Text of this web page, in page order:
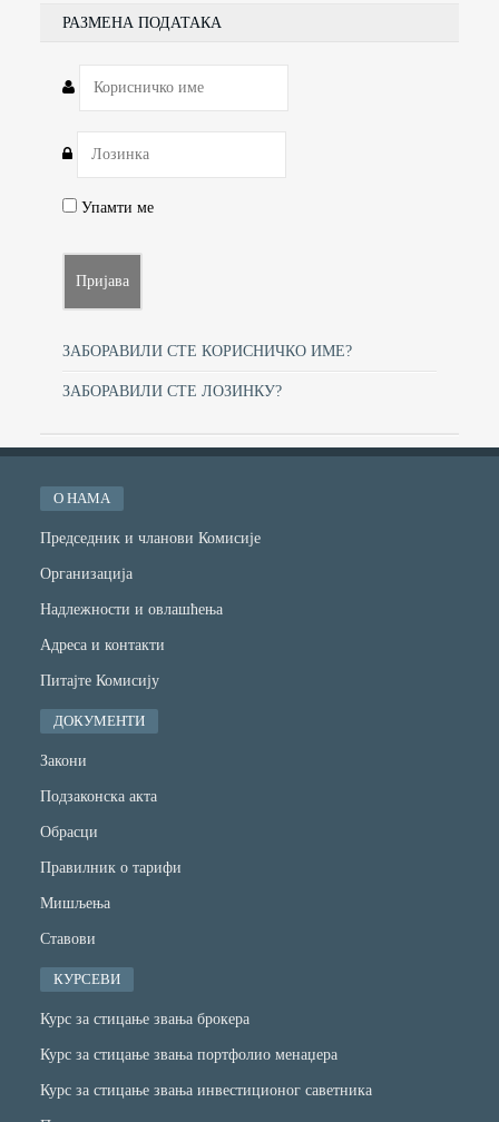
РАЗМЕНА ПОДАТАКА
Упамти ме
ЗАБОРАВИЛИ СТЕ КОРИСНИЧКО ИМЕ?
ЗАБОРАВИЛИ СТЕ ЛОЗИНКУ?
О НАМА
Председник и чланови Комисије
Организација
Надлежности и овлашћења
Адреса и контакти
Питајте Комисију
ДОКУМЕНТИ
Закони
Подзаконска акта
Обрасци
Правилник о тарифи
Мишљења
Ставови
КУРСЕВИ
Курс за стицање звања брокера
Курс за стицање звања портфолио менаџера
Курс за стицање звања инвестиционог саветника